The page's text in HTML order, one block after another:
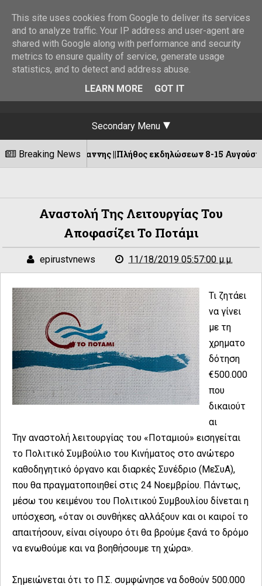
Secondary Menu
Breaking News||Πλήθος εκδηλώσεων 8-15 Αυγούστου!
Αναστολή Της Λειτουργίας Του
Αποφασίζει Το Ποτάμι
epirustvnews 11/18/2019 05:57:00 μ.μ.
Τι ζητάει
να γίνει
με τη
χρηματο
δότηση
€500.000
που
δικαιούτ
αι
Την αναστολή λειτουργίας του «Ποταμιού» εισηγείται
το Πολιτικό Συμβούλιο του Κινήματος στο ανώτερο
καθοδηγητικό όργανο και διαρκές Συνέδριο (ΜεΣυΑ),
που θα πραγματοποιηθεί στις 24 Νοεμβρίου. Πάντως,
μέσω του κειμένου του Πολιτικού Συμβουλίου δίνεται η
υπόσχεση, «όταν οι συνθήκες αλλάξουν και οι καιροί το
απαιτήσουν, είναι σίγουρο ότι θα βρούμε ξανά το δρόμο
να ενωθούμε και να βοηθήσουμε τη χώρα».
Σημειώνεται ότι το Π.Σ. συμφώνησε να δοθούν 500.000
This site uses cookies from Google to deliver its services
and to analyze traffic. Your IP address and user-agent are
shared with Google along with performance and security
metrics to ensure quality of service, generate usage
statistics, and to detect and address abuse.
LEARN MORE
GOT IT